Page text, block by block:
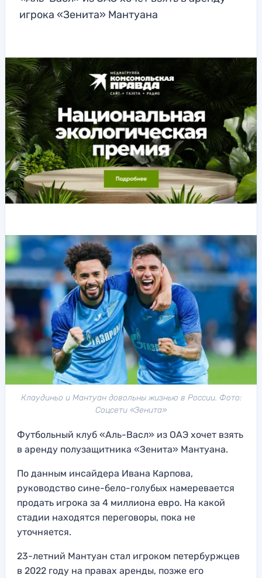
игрока «Зенита» Мантуана
Клаудиньо и Мантуан довольны жизнью в России. Фото:
Соцсети «Зенита»
Футбольный клуб «Аль-Васл» из ОАЭ хочет взять
в аренду полузащитника «Зенита» Мантуана.
По данным инсайдера Ивана Карпова,
руководство сине-бело-голубых намеревается
продать игрока за 4 миллиона евро. На какой
стадии находятся переговоры, пока не
уточняется.
23-летний Мантуан стал игроком петербуржцев
в 2022 году на правах аренды, позже его